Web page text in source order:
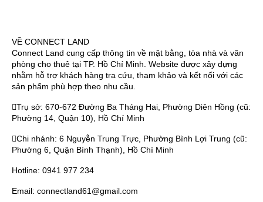
VỀ CONNECT LAND
Connect Land cung cấp thông tin về mặt bằng, tòa nhà và văn
phòng cho thuê tại TP. Hồ Chí Minh. Website được xây dựng
nhằm hỗ trợ khách hàng tra cứu, tham khảo và kết nối với các
sản phẩm phù hợp theo nhu cầu.
Trụ sở: 670-672 Đường Ba Tháng Hai, Phường Diên Hồng (cũ:
Phường 14, Quận 10), Hồ Chí Minh
Chi nhánh: 6 Nguyễn Trung Trực, Phường Bình Lợi Trung (cũ:
Phường 6, Quận Bình Thạnh), Hồ Chí Minh
Hotline: 0941 977 234
Email: connectland61@gmail.com